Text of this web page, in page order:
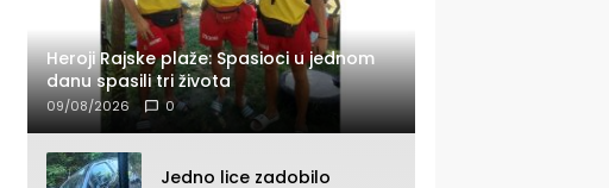
Heroji Rajske plaže: Spasioci u jednom
danu spasili tri života
09/08/2026 0
Jedno lice zadobilo